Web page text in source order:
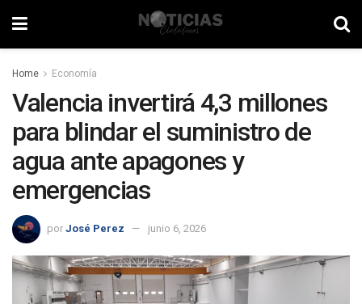
Home Economía
Valencia invertirá 4,3 millones
para blindar el suministro de
agua ante apagones y
emergencias
por José Perez junio 6, 2026